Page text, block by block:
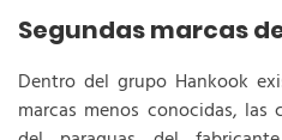
Segundas marcas
Dentro del grupo Hankook
marcas menos conocidas, las